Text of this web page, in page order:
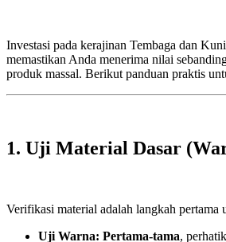
Investasi pada kerajinan Tembaga dan
memastikan Anda menerima nilai
produk massal. Berikut panduan praktis
1. Uji Material Dasar
Verifikasi material adalah langkah
Uji Warna: Pertama-tama,